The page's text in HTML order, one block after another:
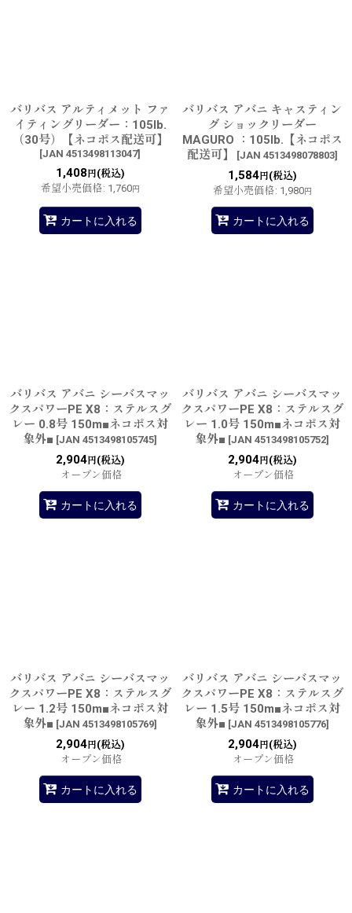
バリバス アルティメット ファ
イティングリーダー：105lb.
（30号）【ネコポス配送可】
[JAN 4513498113047]
1,408 円(税込)
希望小売価格: 1,760円
カートに入れる
バリバス アバニ キャスティン
グ ショックリーダー
MAGURO ：105lb.【ネコポス
配送可】
[JAN 4513498078803]
1,584円(税込)
希望小売価格: 1,980円
カートに入れる
バリバス アバニ シーバスマッ
クスパワーPE X8：ステルスグ
レー 0.8号 150m■ネコポス対
象外■ [JAN 4513498105745]
2,904円(税込)
オープン価格
カートに入れる
バリバス アバニ シーバスマッ
クスパワーPE X8：ステルスグ
レー 1.0号 150m■ネコポス対
象外■ [JAN 4513498105752]
2,904円(税込)
オープン価格
カートに入れる
バリバス アバニ シーバスマッ
クスパワーPE X8：ステルスグ
レー 1.2号 150m■ネコポス対
象外■ [JAN 4513498105769]
2,904円(税込)
オープン価格
カートに入れる
バリバス アバニ シーバスマッ
クスパワーPE X8：ステルスグ
レー 1.5号 150m■ネコポス対
象外■ [JAN 4513498105776]
2,904円(税込)
オープン価格
カートに入れる